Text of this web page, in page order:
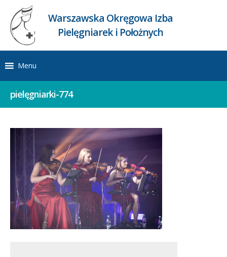
Warszawska Okręgowa Izba
Pielęgniarek i Położnych
Menu
pielęgniarki-774